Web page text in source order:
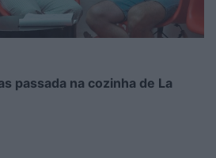
passada na cozinha de La